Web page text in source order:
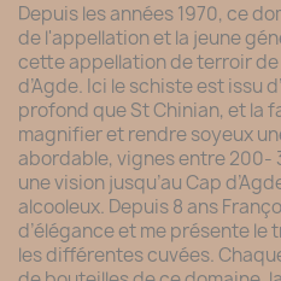
Depuis les années 1970, ce
de l'appellation et la jeune
cette appellation de terroir
d’Agde. Ici le schiste est issu
profond que St Chinian, et la
magnifier et rendre soyeux
abordable, vignes entre 200-
une vision jusqu’au Cap
alcooleux. Depuis 8 ans
d’élégance et me présente le
les différentes cuvées.